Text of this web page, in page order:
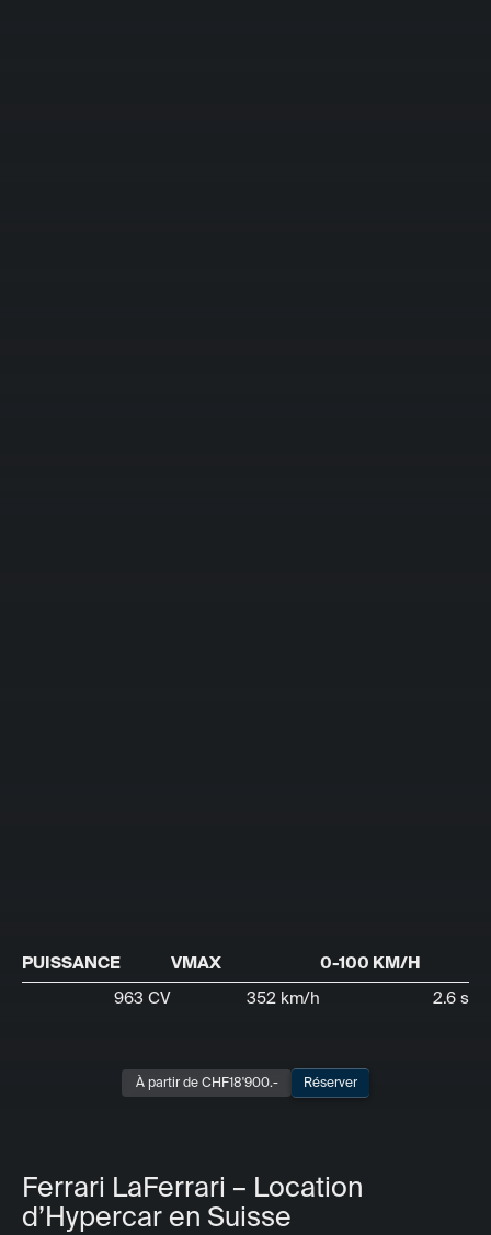
PUISSANCE
963 CV
VMAX
352 km/h
0-100 KM/H
2.6 s
À partir de CHF18'900.- Réserver
Ferrari LaFerrari – Location
d’Hypercar en Suisse